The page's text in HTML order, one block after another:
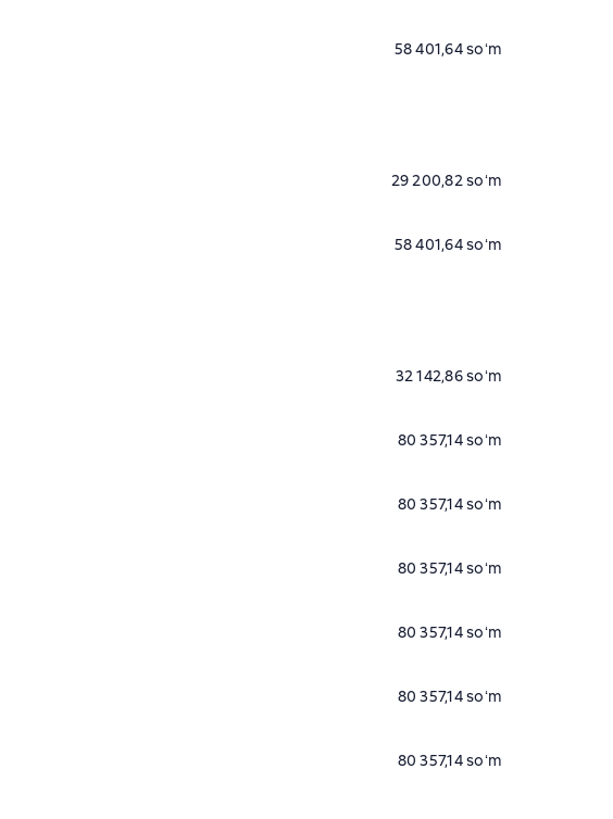
58 401,64 soʻm
29 200,82 soʻm
58 401,64 soʻm
32 142,86 soʻm
80 357,14 soʻm
80 357,14 soʻm
80 357,14 soʻm
80 357,14 soʻm
80 357,14 soʻm
80 357,14 soʻm